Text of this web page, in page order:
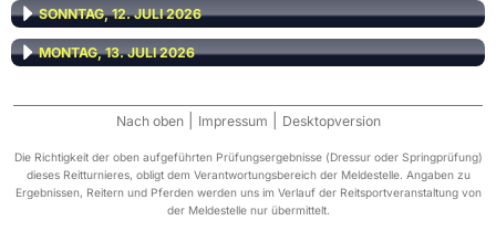
SONNTAG, 12. JULI 2026
MONTAG, 13. JULI 2026
Nach oben Impressum Desktopversion
Die Richtigkeit der oben aufgeführten Prüfungsergebnisse (Dressur oder Springprüfung)
dieses Reitturnieres, obligt dem Verantwortungsbereich der Meldestelle. Angaben zu
Ergebnissen, Reitern und Pferden werden uns im Verlauf der Reitsportveranstaltung von
der Meldestelle nur übermittelt.